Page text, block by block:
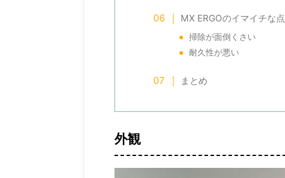
MX ERGOのイマイチな点
掃除が面倒くさい
耐久性が悪い
まとめ
外観